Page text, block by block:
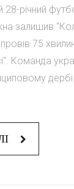
річний
залишив
провів 75
Команда